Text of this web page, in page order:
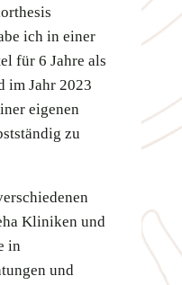
ich in einer
für 6 Jahre als
im Jahr 2023
eigenen
zu
Kliniken und
in
und